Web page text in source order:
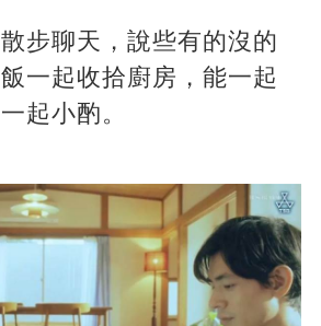
步聊天，說些有的沒的
一起收拾廚房，能一起
起小酌。